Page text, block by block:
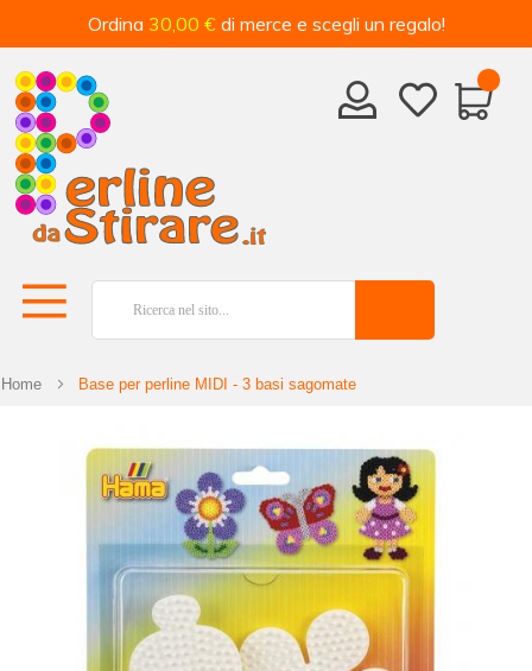
Ordina 30,00 € di merce e scegli un regalo!
Home Base per perline MIDI - 3 basi sagomate